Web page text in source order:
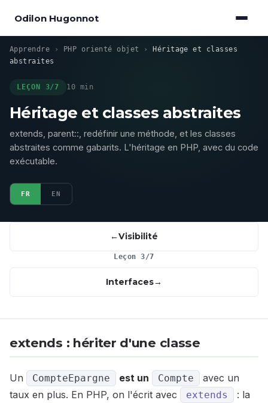
Odilon Hugonnot
Apprendre › PHP orienté objet ›
Héritage et classes
abstraites
LEÇON 3/7 10 min
Héritage et classes abstraites
extends, parent::, redéfinir une méthode, et les classes
abstraites comme gabarits. L'héritage en PHP, avec du code
exécutable.
FR EN
Visibilité
Leçon 3/7
Interfaces
extends : hériter d'une classe
Un CompteEpargne est un Compte
avec un
taux en plus. En PHP, on l'écrit avec
extends
: la